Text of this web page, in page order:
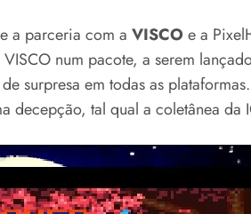
a parceria com a VISCOe a
num pacote, a serem
surpresa em todas as
decepção, tal qual a coletânea da